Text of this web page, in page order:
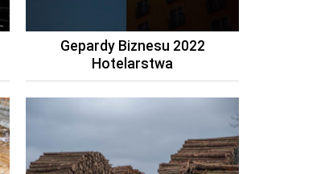
Gepardy Biznesu 2022
Hotelarstwa